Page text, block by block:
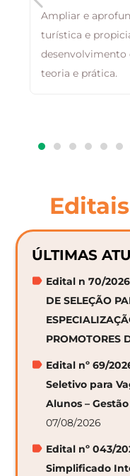
Ampliar e
turística e
desenvolvimento
teoria e prática.
ÚLTIMAS
Edital n 70/2026
DE SELEÇÃO
PROMOTORES
Edital nº 69/
Seletivo para
Alunos –
07/08/2026
Edital nº 043/
Simplificado